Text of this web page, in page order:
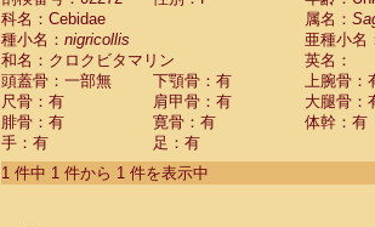
Cebidae
CebidaeSaguinus mystax
CebidaeSaguinus nigricollis (1)
Cebidae Saguinus oedipus
Cebidae Saguinus weddelli
Cebidae Saguinusspp.
Cebidae Aotus trivirgatus
Cebidae Cebus albifrons
科名：Cebidae
属名：
種小名： nigricollis
亜種小名
和名：クロクビタマリン
英名：
頭蓋骨：一部無
下顎骨：有
上腕骨：
尺骨：有
肩甲骨：有
大腿骨：
腓骨：有
寛骨：有
体幹：有
手：有
足：有
1 件中 1 件から 1 件を表示中